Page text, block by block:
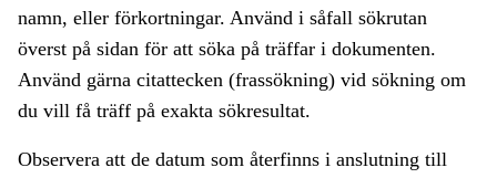
namn, eller förkortningar. Använd i såfall sökrutan
överst på sidan för att söka på träffar i dokumenten.
Använd gärna citattecken (frassökning) vid sökning om
du vill få träff på exakta sökresultat.
Observera att de datum som återfinns i anslutning till